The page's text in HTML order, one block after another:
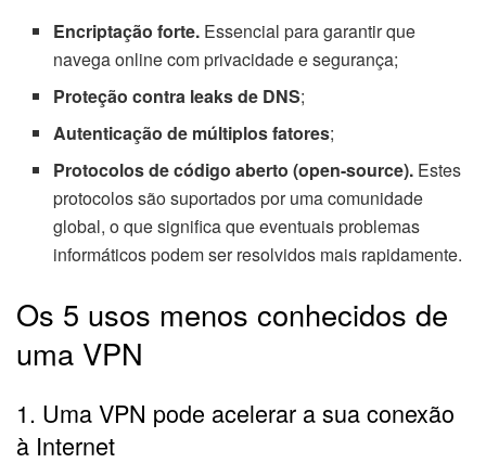
Encriptação forte. Essencial para garantir que
navega online com privacidade e segurança;
Proteção contra leaks de DNS;
Autenticação de múltiplos fatores;
Protocolos de código aberto (open-source). Estes
protocolos são suportados por uma comunidade
global, o que significa que eventuais problemas
informáticos podem ser resolvidos mais rapidamente.
Os 5 usos menos conhecidos de
uma VPN
1. Uma VPN pode acelerar a sua conexão
à Internet